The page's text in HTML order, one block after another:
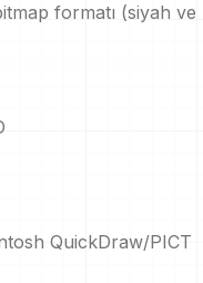
formatı (siyah ve
QuickDraw/PICT